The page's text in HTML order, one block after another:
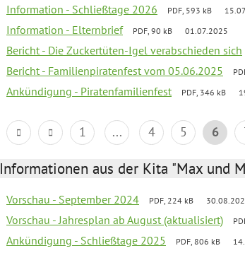
Information - Schließtage 2026 PDF, 593 kB
Information - Elternbrief PDF, 90 kB 01.07.2025
Bericht - Die Zuckertüten-Igel verabschieden sich
Bericht - Familienpiratenfest vom 05.06.2025
Ankündigung - Piratenfamilienfest PDF, 346 kB
1 ... 4 5 6
Informationen aus der Kita "Max und
Vorschau - September 2024 PDF, 224 kB
Vorschau - Jahresplan ab August (aktualisiert)
Ankündigung - Schließtage 2025 PDF, 806 kB